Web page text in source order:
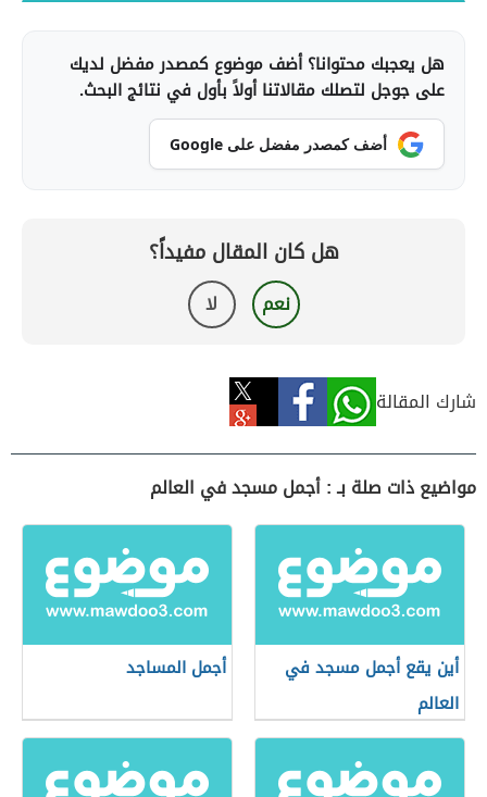
هل يعجبك محتوانا؟ أضف موضوع كمصدر مفضل لديك
على جوجل لتصلك مقالاتنا أولاً بأول في نتائج البحث.
أضف كمصدر مفضل على Google
هل كان المقال مفيداً؟
نعم لا
شارك المقالة
مواضيع ذات صلة بـ : أجمل مسجد في العالم
أين يقع أجمل مسجد في
العالم
أجمل المساجد